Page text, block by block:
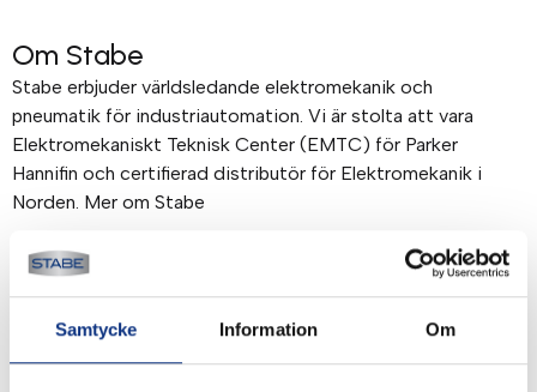
Samtycke Information Om
Om Stabe
Stabe erbjuder världsledande elektromekanik och
pneumatik för industriautomation. Vi är stolta att vara
Elektromekaniskt Teknisk Center (EMTC) för Parker
Hannifin och certifierad distributör för Elektromekanik i
Norden. Mer om Stabe
Betalning & frakt
Betalning mot faktura, 30 dagar. Fraktkostnad tillkommer.